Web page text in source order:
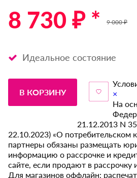
8 730 ₽ * 9 000 ₽
Идеальное состояние
В КОРЗИНУ
×
На
21.12.2013 N
22.10.2023) «О потребительском
партнеры обязаны размещать
информацию о рассрочке и
сайте, если продают в рассрочку
Для магазинов оффлайн: